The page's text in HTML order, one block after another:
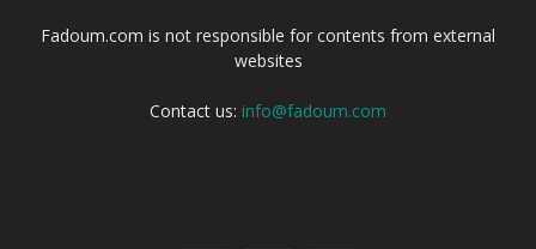
Fadoum.com is not responsible for contents from external
websites
Contact us: info@fadoum.com